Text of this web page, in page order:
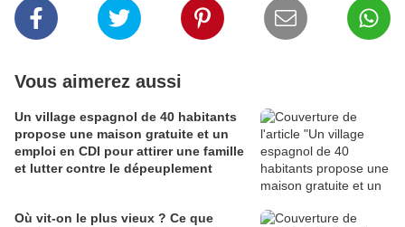
Vous aimerez aussi
Un village espagnol de 40 habitants
propose une maison gratuite et un
emploi en CDI pour attirer une famille
et lutter contre le dépeuplement
Où vit-on le plus vieux ? Ce que